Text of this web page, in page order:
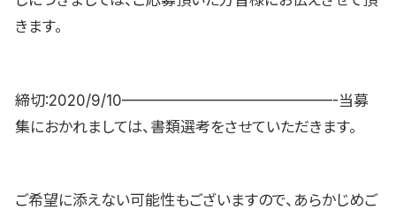
きます。
締切:2020/9/10——————————————-当募
集におかれましては、書類選考をさせていただきます。
ご希望に添えない可能性もございますので、あらかじめご